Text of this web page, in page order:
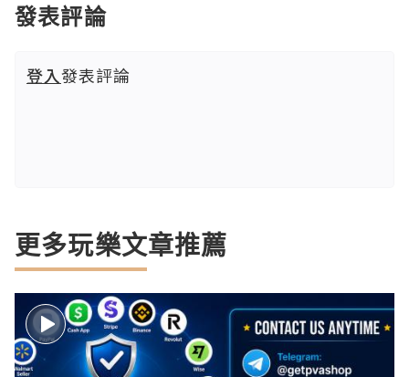
發表評論
登入發表評論
更多玩樂文章推薦